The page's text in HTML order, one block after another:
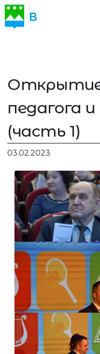
В
Открытие
педагога
(часть 1)
03.02.2023